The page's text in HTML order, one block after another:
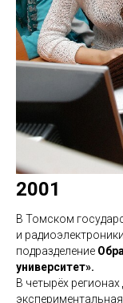
2001
В Томском
и
подразделение
университет».
В четырёх